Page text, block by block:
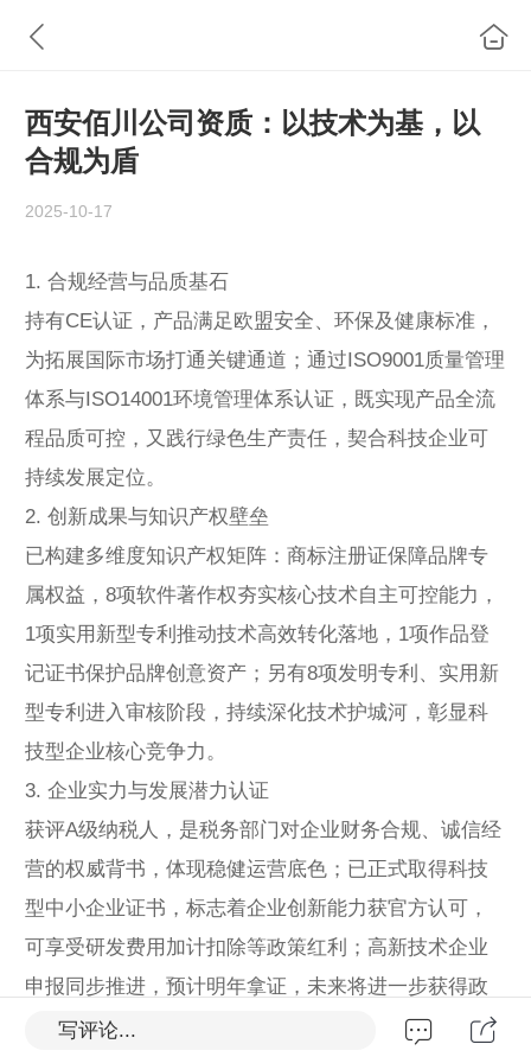
西安佰川公司资质：以技术为基，以
合规为盾
2025-10-17
1. 合规经营与品质基石
持有CE认证，产品满足欧盟安全、环保及健康标准，
为拓展国际市场打通关键通道；通过ISO9001质量管理
体系与ISO14001环境管理体系认证，既实现产品全流
程品质可控，又践行绿色生产责任，契合科技企业可
持续发展定位。
2. 创新成果与知识产权壁垒
已构建多维度知识产权矩阵：商标注册证保障品牌专
属权益，8项软件著作权夯实核心技术自主可控能力，
1项实用新型专利推动技术高效转化落地，1项作品登
记证书保护品牌创意资产；另有8项发明专利、实用新
型专利进入审核阶段，持续深化技术护城河，彰显科
技型企业核心竞争力。
3. 企业实力与发展潜力认证
获评A级纳税人，是税务部门对企业财务合规、诚信经
营的权威背书，体现稳健运营底色；已正式取得科技
型中小企业证书，标志着企业创新能力获官方认可，
可享受研发费用加计扣除等政策红利；高新技术企业
申报同步推进，预计明年拿证，未来将进一步获得政
策、资金支持，加速创新与市场拓展。
写评论...